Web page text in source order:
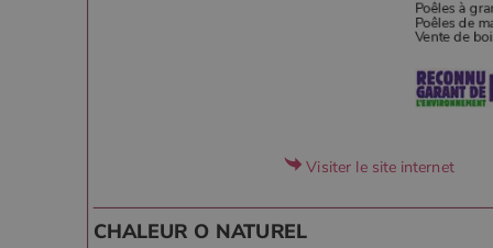
Visiter le site internet
CHALEUR O NATUREL